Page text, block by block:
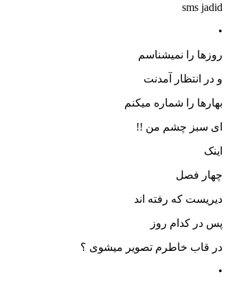
sms jadid
•
روزها را نمیشناسم
و در انتظار آمدنت
بهارها را شماره میکنم
ای سبز چشم من !!
اینک
چهار فصل
دیریست که رفته اند
پس در کدام روز
در قاب خاطرم تصویر میشوی ؟
•